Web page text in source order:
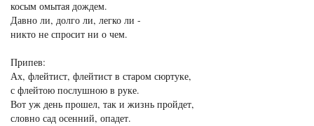
косым омытая дождем.
Давно ли, долго ли, легко ли -
никто не спросит ни о чем.
Припев:
Ах, флейтист, флейтист в старом сюртуке,
с флейтою послушною в руке.
Вот уж день прошел, так и жизнь пройдет,
словно сад осенний, опадет.